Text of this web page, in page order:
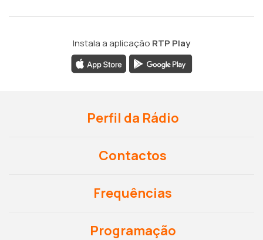
Instala a aplicação RTP Play
Perfil da Rádio
Contactos
Frequências
Programação